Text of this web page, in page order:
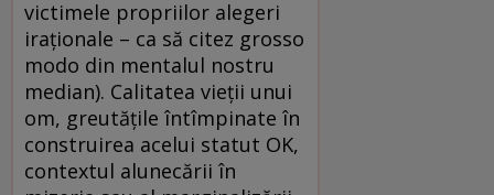
victimele propriilor alegeri
iraționale – ca să citez grosso
modo din mentalul nostru
median). Calitatea vieții unui
om, greutățile întîmpinate în
construirea acelui statut OK,
contextul alunecării în